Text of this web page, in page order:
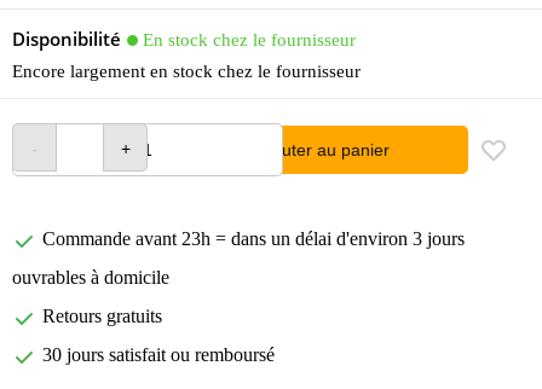
Disponibilité
En stock chez le fournisseur
Encore largement en stock chez le fournisseur
Ajouter au panier
Commande avant 23h = dans un délai d'environ 3 jours
ouvrables à domicile
Retours gratuits
30 jours satisfait ou remboursé